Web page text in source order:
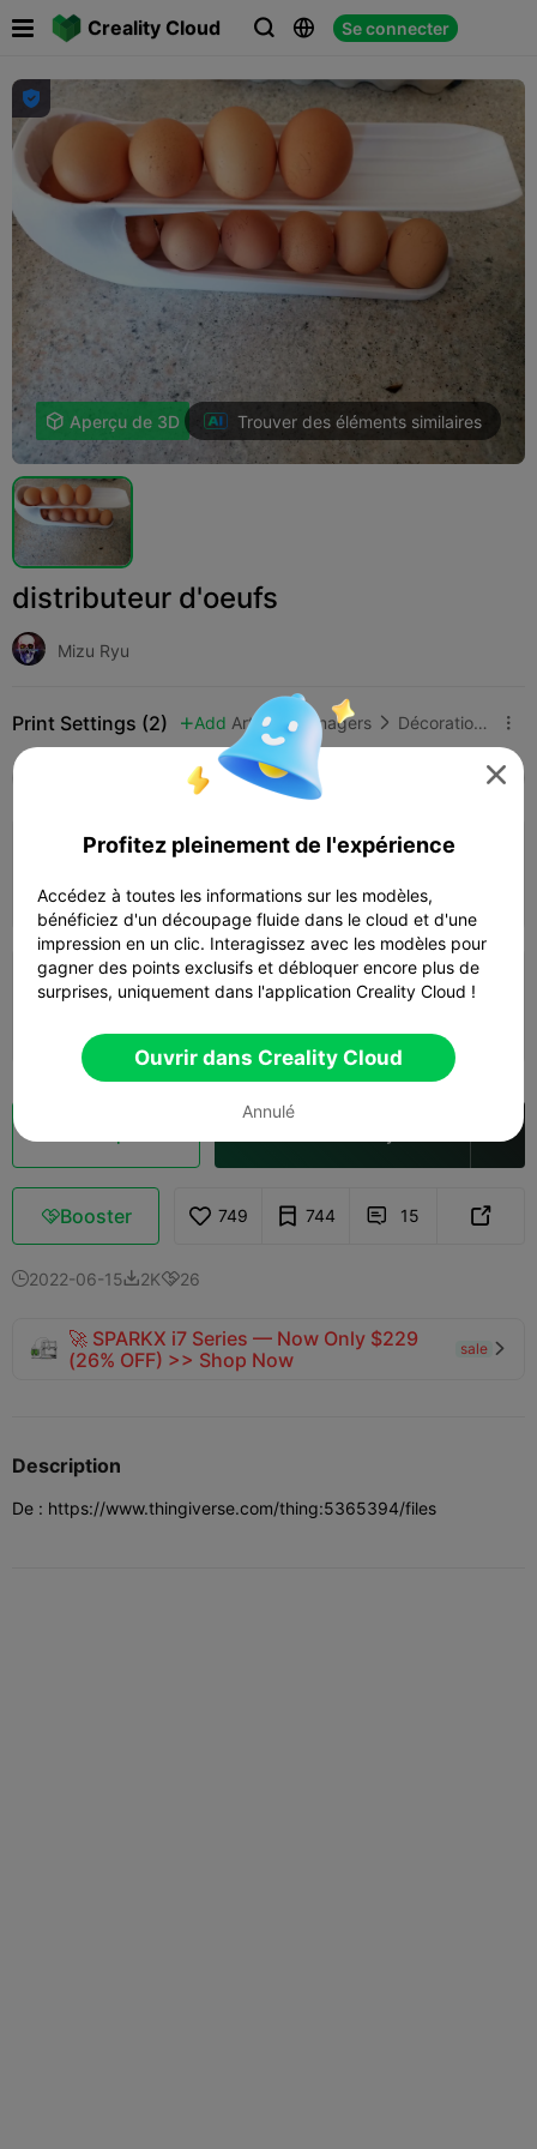
Creality Cloud   Se connecter
 

 Aperçu de 3D Trouver des éléments similaires
distributeur d'oeufs
Mizu Ryu
Print Settings (2)  Add Articles ménagers  Décorations et ornements pour la maison 
K2 Plus K2 Pro K1 Max
0.2mm layer, 2 walls, 15% infill
 06h 28m  1 plates  182.10g
0.2mm layer, 3 walls, 15% infill
Booster 749 744  15 
2022-06-152K26
🚀 SPARKX i7 Series — Now Only $229
(26% OFF) >> Shop Now
sale 
Description
De : https://www.thingiverse.com/thing:5365394/files

Profitez pleinement de l'expérience
Accédez à toutes les informations sur les modèles,
bénéficiez d'un découpage fluide dans le cloud et d'une
impression en un clic. Interagissez avec les modèles pour
gagner des points exclusifs et débloquer encore plus de
surprises, uniquement dans l'application Creality Cloud !
Ouvrir dans Creality Cloud
Annulé